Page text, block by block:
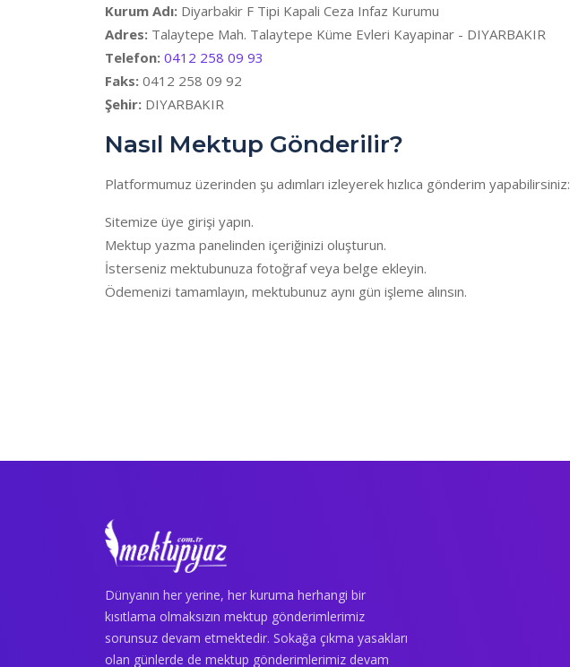
Kurum Adı: Diyarbakir F Tipi Kapali Ceza Infaz Kurumu
Adres: Talaytepe Mah. Talaytepe Küme Evleri Kayapinar - DIYARBAKIR
Telefon: 0412 258 09 93
Faks: 0412 258 09 92
Şehir: DIYARBAKIR
Nasıl Mektup Gönderilir?
Platformumuz üzerinden şu adımları izleyerek hızlıca gönderim yapabilirsiniz:
Sitemize üye girişi yapın.
Mektup yazma panelinden içeriğinizi oluşturun.
İsterseniz mektubunuza fotoğraf veya belge ekleyin.
Ödemenizi tamamlayın, mektubunuz aynı gün işleme alınsın.
Dünyanın her yerine, her kuruma herhangi bir
kısıtlama olmaksızın mektup gönderimlerimiz
sorunsuz devam etmektedir. Sokağa çıkma yasakları
olan günlerde de mektup gönderimlerimiz devam